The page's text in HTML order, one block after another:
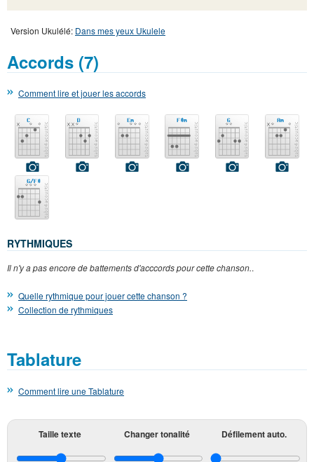
Version Ukulélé: Dans mes yeux Ukulele
Accords (7)
Comment lire et jouer les accords
RYTHMIQUES
Il n'y a pas encore de battements d'acccords pour cette chanson..
Quelle rythmique pour jouer cette chanson ?
Collection de rythmiques
Tablature
Comment lire une Tablature
Taille texte Changer tonalité Défilement auto.